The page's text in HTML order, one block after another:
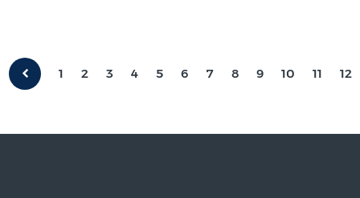
1 2 3 4 5 6 7 8 9 10 11 12